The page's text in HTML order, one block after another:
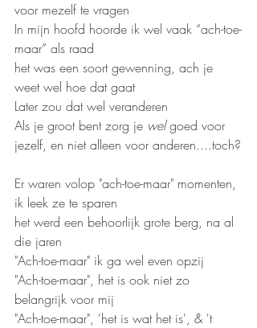
voor mezelf te vragen
In mijn hoofd hoorde ik wel vaak “ach-toe-
maar” als raad
het was een soort gewenning, ach je
weet wel hoe dat gaat
Later zou dat wel veranderen
Als je groot bent zorg je wel goed voor
jezelf, en niet alleen voor anderen....toch?
Er waren volop "ach-toe-maar" momenten,
ik leek ze te sparen
het werd een behoorlijk grote berg, na al
die jaren
"Ach-toe-maar" ik ga wel even opzij
"Ach-toe-maar", het is ook niet zo
belangrijk voor mij
"Ach-toe-maar", 'het is wat het is', & 't